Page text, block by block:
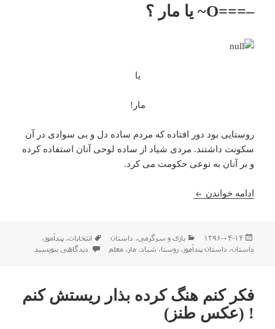
–===O‍‍‍~ یا مار ؟
یا
مار!
روستایی بود دور افتاده که مردم ساده دل و بی سوادی در آن
سکونت داشتند. مردی شیاد از ساده لوحی آنان استفاده کرده
و بر آنان به نوعی حکومت می کرد.
ادامه خواندن –===O‍‍‍~ یا مار ؟
ارسال
شده
۱۳۹۶-۰۴-۱۴ دسته‌ها
بازی و سرگرمي، داستان برچسب‌ها
انتخابات،پندآموز ،
داستان، داستان پندآموز ،روستا، شياد،مار ،معلم برای –===O‍‍‍~ یا مار ؟
دیدگاهی بنویسید
فکر کنم هنگ کرده بذار ریستش کنم
! (عکس طنز)